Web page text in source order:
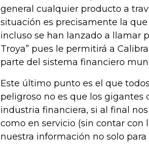
general cualquier producto a
situación es precisamente la
incluso se han lanzado a llamar
Troya” pues le permitirá a
parte del sistema financiero
Este último punto es el que
peligroso no es que los gigantes
industria financiera, si al final
como en servicio (sin contar con
nuestra información no solo